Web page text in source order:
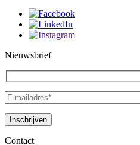
Nieuwsbrief
Contact